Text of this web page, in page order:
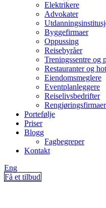
Elektrikere
Advokater
Byggefirmaer
Oppussing
Reisebyråer
Treningssentre og
Restauranter og
Eiendomsmeglere
Eventplanleggere
Reiselivsbedrifter
Rengjøringsfirmaer
Portefølje
Priser
Blogg
Fagbegreper
Kontakt
Eng
Få et tilbud